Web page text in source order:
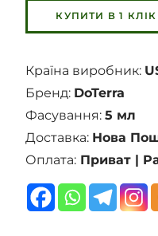
Країна виробник:
Бренд: DoTerra
Фасування:5 мл
Доставка: Нова
Оплата: Приват |